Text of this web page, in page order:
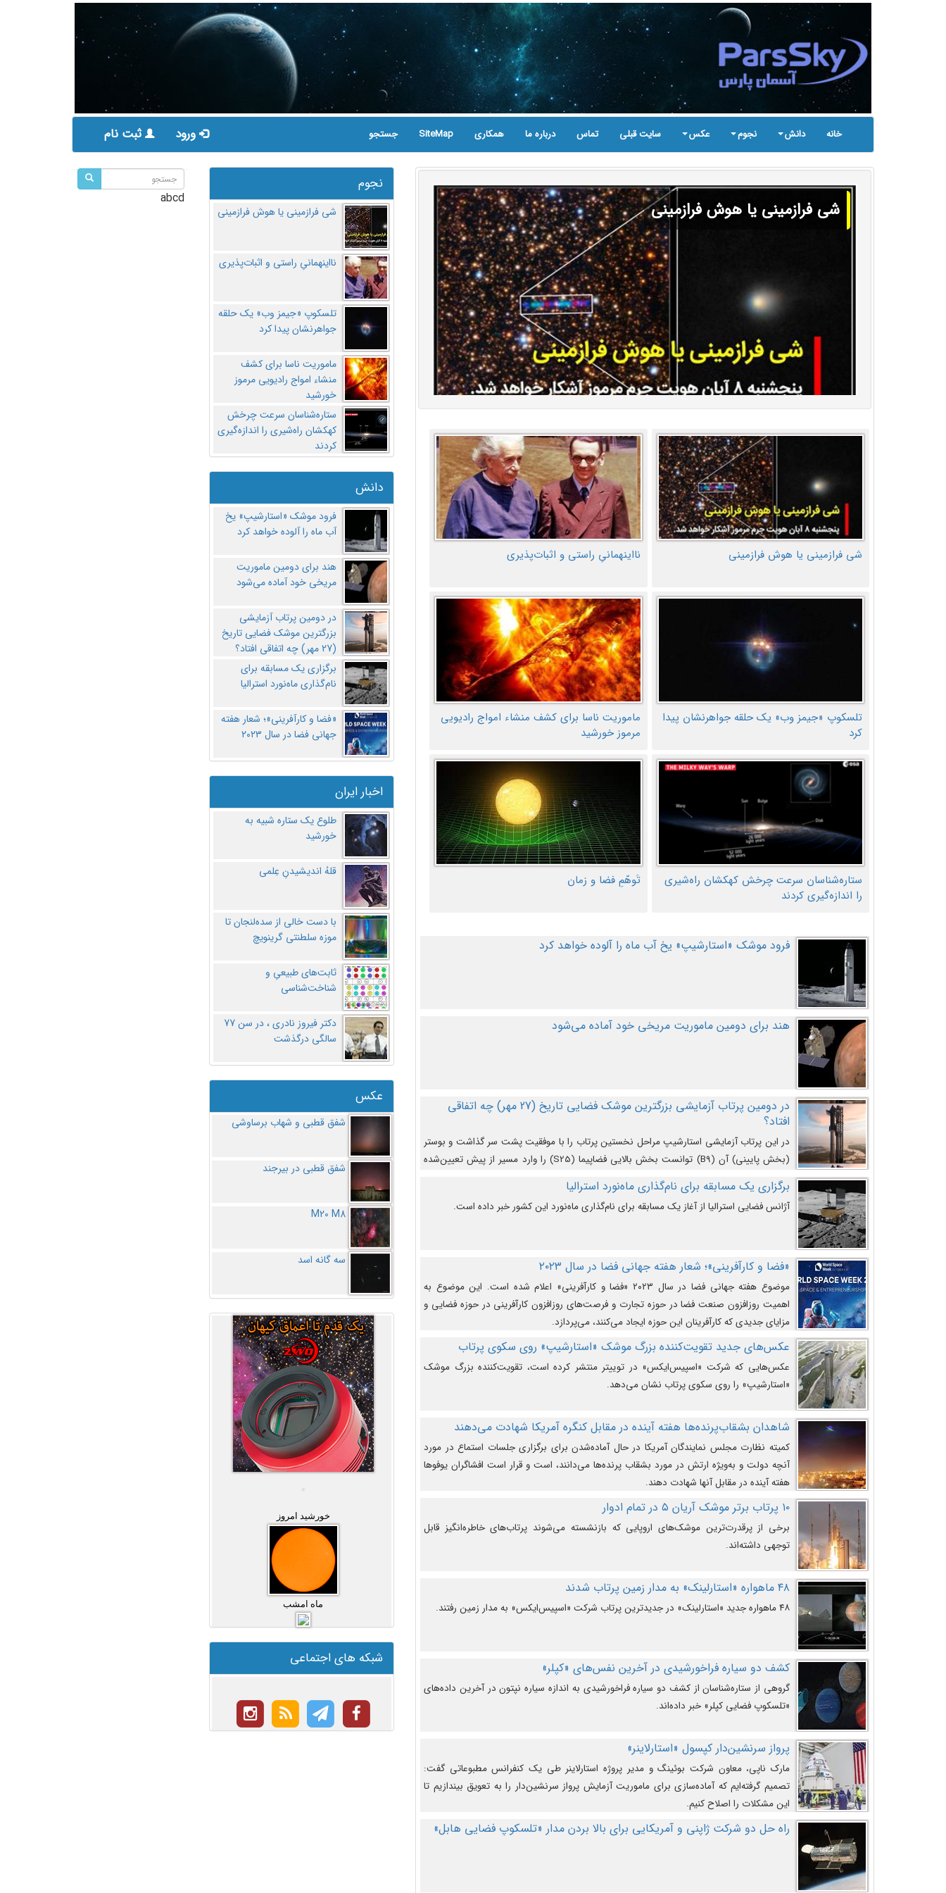
خانه دانش نجوم عکس سایت قبلی تماس درباره ما همکاری SiteMap جستجو ورود ثبت نام
شی فرازمینی یا هوش فرازمینی
شی فرازمینی یا هوش فرازمینی نااینهمانیِ راستی و اثبات‌پذیری
تلسکوپ «جیمز وب» یک حلقه جواهرنشان پیدا
کرد
ماموریت ناسا برای کشف منشاء امواج رادیویی
مرموز خورشید
ستاره‌شناسان سرعت چرخش کهکشان راه‌شیری
را اندازه‌گیری کردند
تَوهّمِ فضا و زمان
فرود موشک «استارشیپ» یخ آب ماه را آلوده خواهد کرد
هند برای دومین ماموریت مریخی خود آماده می‌شود
در دومین پرتاب آزمایشی بزرگترین موشک فضایی تاریخ (27 مهر‌) چه اتفاقی
افتاد؟
در این پرتاب آزمایشی استارشیپ مراحل نخستین پرتاب را با موفقیت پشت سر گذاشت و بوستر
(بخش پایینی) آن (B9) توانست بخش بالایی فضاپیما (S25) را وارد مسیر از پیش تعیین‌شده
کند و سپس با یک مکانیزم جدید با موفقیت از آن جدا شود. ‌
برگزاری یک مسابقه برای نام‌گذاری ماه‌نورد استرالیا
آژانس فضایی استرالیا از آغاز یک مسابقه برای نام‌گذاری ماه‌نورد این کشور خبر داده است.
«فضا و کارآفرینی»؛ شعار هفته جهانی فضا در سال ۲۰۲۳
موضوع هفته جهانی فضا در سال ۲۰۲۳ «فضا و کارآفرینی» اعلام شده است. این موضوع به
اهمیت روزافزون صنعت فضا در حوزه تجارت و فرصت‌های روزافزون کارآفرینی در حوزه فضایی و
مزایای جدیدی که کارآفرینان این حوزه ایجاد می‌کنند، می‌پردازد.
عکس‌های جدید تقویت‌کننده بزرگ موشک «استارشیپ» روی سکوی پرتاب
عکس‌هایی که شرکت «اسپیس‌ایکس» در توییتر منتشر کرده است، تقویت‌کننده بزرگ موشک
«استارشیپ» را روی سکوی پرتاب نشان می‌دهد.
شاهدان بشقاب‌پرنده‌ها هفته آینده در مقابل کنگره آمریکا شهادت می‌دهند
کمیته نظارت مجلس نمایندگان آمریکا در حال آماده‌شدن برای برگزاری جلسات استماع در مورد
آنچه دولت و به‌ویژه ارتش در مورد بشقاب پرنده‌ها می‌دانند، است و قرار است افشاگران یوفوها
هفته آینده در مقابل آنها شهادت دهند.
۱۰ پرتاب برتر موشک آریان ۵ در تمام ادوار
برخی از پرقدرت‌ترین موشک‌های اروپایی که بازنشسته می‌شوند پرتاب‌های خاطره‌انگیز قابل
توجهی داشته‌اند.
۴۸ ماهواره «استارلینک» به مدار زمین پرتاب شدند
۴۸ ماهواره جدید «استارلینک» در جدیدترین پرتاب شرکت «اسپیس‌ایکس» به مدار زمین رفتند.
کشف دو سیاره فراخورشیدی در آخرین نفس‌های «کپلر»
گروهی از ستاره‌شناسان از کشف دو سیاره فراخورشیدی به اندازه سیاره نپتون در آخرین داده‌های
«تلسکوپ فضایی کپلر» خبر داده‌اند.
پرواز سرنشین‌دار کپسول «استارلاینر»
مارک ناپی، معاون شرکت بوئینگ و مدیر پروژه استارلاینر طی یک کنفرانس مطبوعاتی گفت:
تصمیم گرفته‌ایم که آماده‌سازی برای ماموریت آزمایش پرواز سرنشین‌دار را به تعویق بیندازیم تا
این مشکلات را اصلاح کنیم.
راه حل دو شرکت ژاپنی و آمریکایی برای بالا بردن مدار «تلسکوپ فضایی هابل»
نجوم
شی فرازمینی یا هوش فرازمینی
نااینهمانیِ راستی و اثبات‌پذیری
تلسکوپ «جیمز وب» یک حلقه
جواهرنشان پیدا کرد
ماموریت ناسا برای کشف
منشاء امواج رادیویی مرموز
خورشید
ستاره‌شناسان سرعت چرخش
کهکشان راه‌شیری را اندازه‌گیری
کردند
دانش
فرود موشک «استارشیپ» یخ
آب ماه را آلوده خواهد کرد
هند برای دومین ماموریت
مریخی خود آماده می‌شود
در دومین پرتاب آزمایشی
بزرگترین موشک فضایی تاریخ
(27 مهر‌) چه اتفاقی افتاد؟
برگزاری یک مسابقه برای
نام‌گذاری ماه‌نورد استرالیا
«فضا و کارآفرینی»؛ شعار هفته
جهانی فضا در سال ۲۰۲۳
اخبار ایران
طلوع یک ستاره شبیه به
خورشید
قلهُ اندیشیدنِ عِلمی
با دست خالی از سده‌لنجان تا
موزه سلطنتی گرینویچ
ثابت‌های طبیعیِ و
شناخت‌شناسی
دکتر فیروز نادری ، در سن 77
سالگی درگذشت
عکس
شفق قطبی و شهاب برساوشی
شفق قطبی در بیرجند
M20 M8
سه گانه اسد
خورشید امروز
ماه امشب
شبکه های اجتماعی
abcd